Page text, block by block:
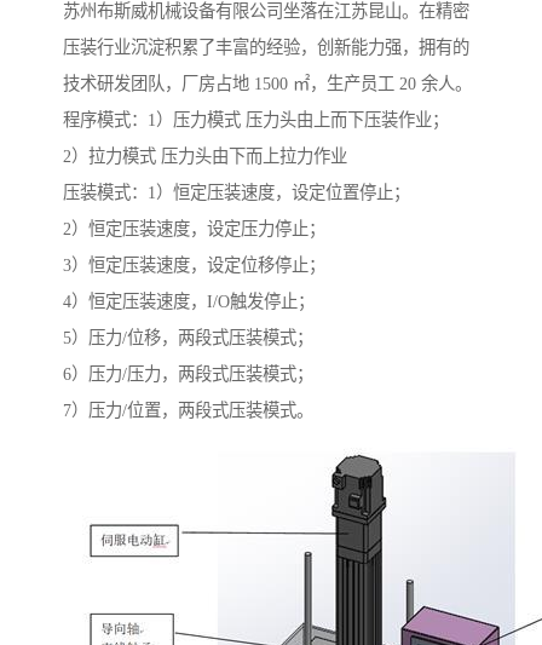
苏州布斯威机械设备有限公司坐落在江苏昆山。在精密
压装行业沉淀积累了丰富的经验，创新能力强，拥有的
技术研发团队，厂房占地 1500 ㎡，生产员工 20 余人。
程序模式：1）压力模式 压力头由上而下压装作业；
2）拉力模式 压力头由下而上拉力作业
压装模式：1）恒定压装速度，设定位置停止；
2）恒定压装速度，设定压力停止；
3）恒定压装速度，设定位移停止；
4）恒定压装速度，I/O触发停止；
5）压力/位移，两段式压装模式；
6）压力/压力，两段式压装模式；
7）压力/位置，两段式压装模式。